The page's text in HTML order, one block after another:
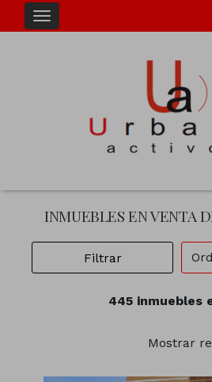
INMUEBLES EN VENTA
Filtrar
445 inmuebles
Mostrar